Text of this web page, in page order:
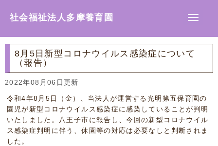
社会福祉法人多摩養育園
N
g
i
8月5日新型コロナウイルス感染症について
（報告）
2022年08月06日更新
令和4年8月5日（金）、当法人が運営する光明第五保育園の
園児が新型コロナウイルス感染症に感染していることが判明
いたしました。八王子市に報告し、今回の新型コロナウイル
ス感染症判明に伴う、休園等の対応は必要なしと判断されま
した。